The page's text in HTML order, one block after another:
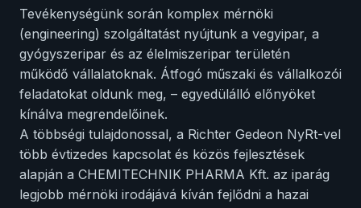
Tevékenységünk során komplex mérnöki
(engineering) szolgáltatást nyújtunk a vegyipar, a
gyógyszeripar és az élelmiszeripar területén
működő vállalatoknak. Átfogó műszaki és vállalkozói
feladatokat oldunk meg, – egyedülálló előnyöket
kínálva megrendelőinek.
A többségi tulajdonossal, a Richter Gedeon NyRt-vel
több évtizedes kapcsolat és közös fejlesztések
alapján a CHEMITECHNIK PHARMA Kft. az iparág
legjobb mérnöki irodájává kíván fejlődni a hazai